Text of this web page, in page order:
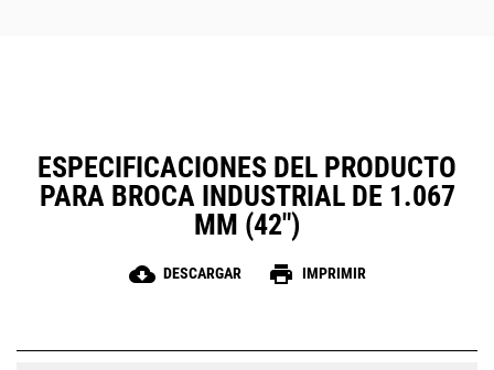
ESPECIFICACIONES DEL PRODUCTO
PARA BROCA INDUSTRIAL DE 1.067
MM (42")
cloud_download DESCARGAR print IMPRIMIR